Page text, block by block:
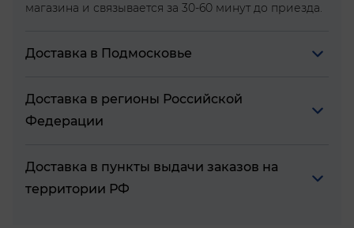
магазина и связывается за 30-60 минут до приезда.
Доставка в Подмосковье
Доставка в регионы Российской
Федерации
Доставка в пункты выдачи заказов на
территории РФ